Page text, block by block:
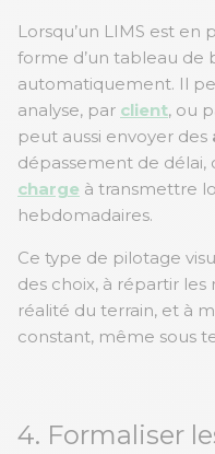
Lorsqu’un LIMS est
forme d’un tableau de
automatiquement. Il
analyse, par client, ou
peut aussi envoyer des
dépassement de délai,
charge à transmettre
hebdomadaires.
Ce type de pilotage
des choix, à répartir
réalité du terrain, et à
constant, même sous
4. Formaliser